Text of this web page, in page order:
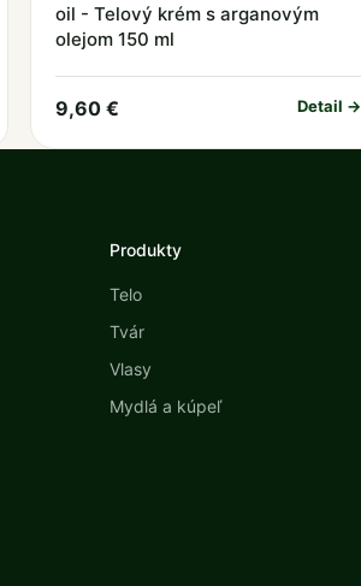
oil - Telový krém s arganovým
olejom 150 ml
9,60 € Detail →
Produkty
Telo
Tvár
Vlasy
Mydlá a kúpeľ